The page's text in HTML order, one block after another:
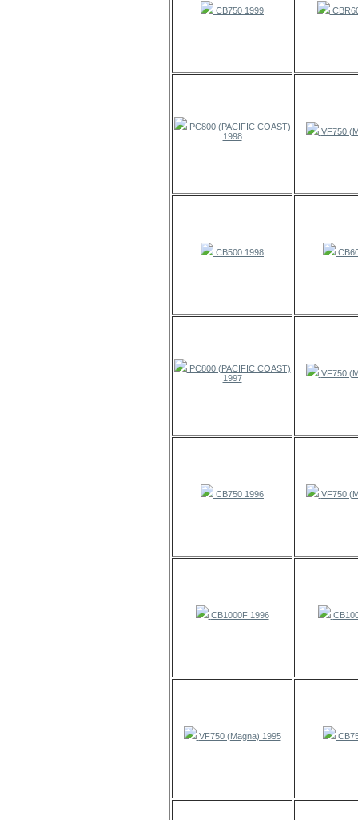
CB750 1999
PC800 (PACIFIC COAST)
1998
VF750
CB500 1998
PC800 (PACIFIC COAST)
1997
VF750
CB750 1996 VF750
CB1000F 1996
VF750 (Magna) 1995